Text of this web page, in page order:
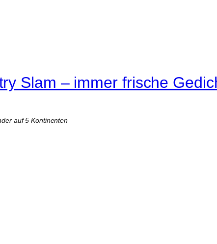
Slam – immer frische
auf 5 Kontinenten